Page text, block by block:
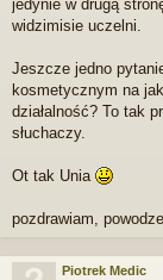
jedynie w drugą
widzimisie uczelni.
Jeszcze jedno
kosmetycznym na
działalność? To tak
słuchaczy.
Ot tak Unia
pozdrawiam,
Piotrek Medic